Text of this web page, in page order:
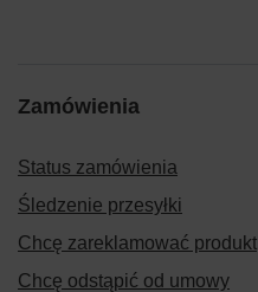
Zamówienia
Status zamówienia
Śledzenie przesyłki
Chcę zareklamować produkt
Chcę odstąpić od umowy